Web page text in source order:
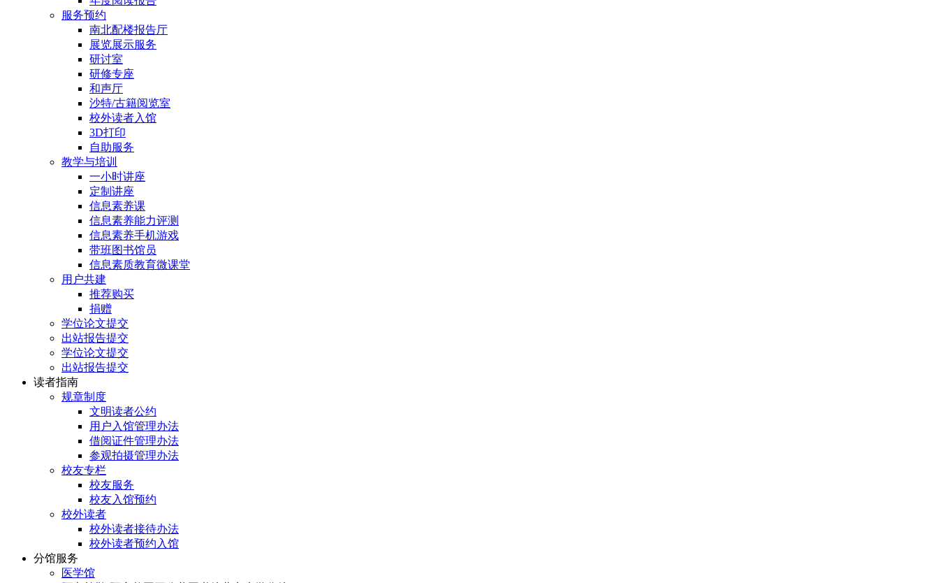
服务预约
南北配楼报告厅
展览展示服务
研讨室
研修专座
和声厅
沙特/古籍阅览室
校外读者入馆
3D打印
自助服务
教学与培训
一小时讲座
定制讲座
信息素养课
信息素养能力评测
信息素养手机游戏
带班图书馆员
信息素质教育微课堂
用户共建
推荐购买
捐赠
学位论文提交
出站报告提交
学位论文提交
出站报告提交
读者指南
规章制度
文明读者公约
用户入馆管理办法
借阅证件管理办法
参观拍摄管理办法
校友专栏
校友服务
校友入馆预约
校外读者
校外读者接待办法
校外读者预约入馆
分馆服务
医学馆